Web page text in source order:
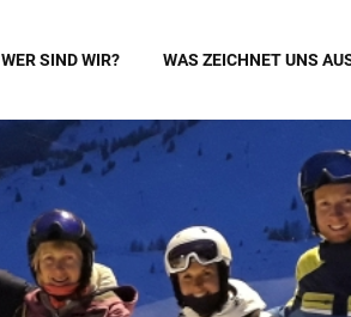
WER SIND WIR? WAS ZEICHNET UNS